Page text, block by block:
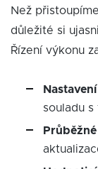
Než
důležité si
Řízení výkonu
souladu